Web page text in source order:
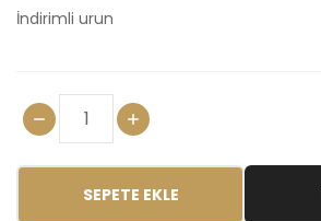
İndirimli urun
SEPETE EKLE